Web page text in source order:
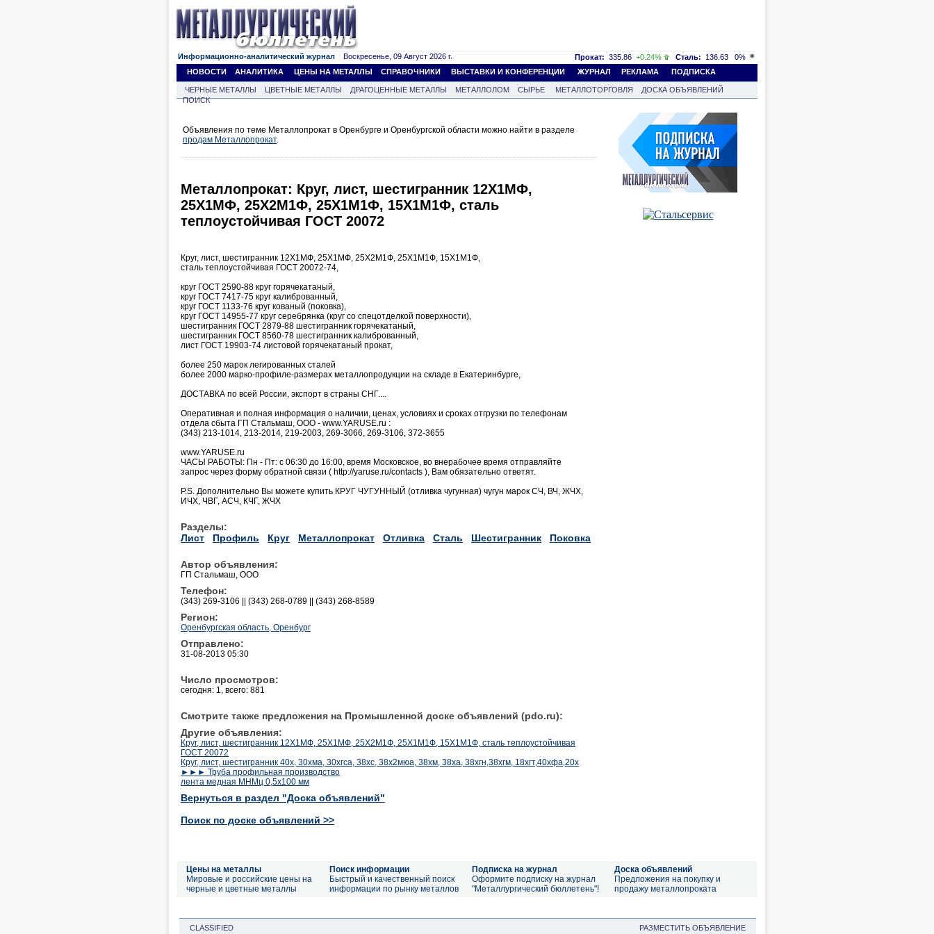
Информационно-аналитический журнал Воскресенье, 09 Август 2026 г. Прокат: 335.86 +0.24% Сталь: 136.63
0%
НОВОСТИ
АНАЛИТИКА ЦЕНЫ НА МЕТАЛЛЫ СПРАВОЧНИКИ ВЫСТАВКИ И КОНФЕРЕНЦИИ ЖУРНАЛ РЕКЛАМА ПОДПИСКА
ЧЕРНЫЕ МЕТАЛЛЫ ЦВЕТНЫЕ МЕТАЛЛЫ ДРАГОЦЕННЫЕ МЕТАЛЛЫ МЕТАЛЛОЛОМ СЫРЬЕ МЕТАЛЛОТОРГОВЛЯ
ДОСКА ОБЪЯВЛЕНИЙ
ПОИСК
Объявления по теме Металлопрокат в Оренбурге и Оренбургской области можно найти в разделе
продам Металлопрокат.
Металлопрокат: Круг, лист, шестигранник 12Х1МФ,
25Х1МФ, 25Х2М1Ф, 25Х1М1Ф, 15Х1М1Ф, сталь
теплоустойчивая ГОСТ 20072
Круг, лист, шестигранник 12Х1МФ, 25Х1МФ, 25Х2М1Ф, 25Х1М1Ф, 15Х1М1Ф,
сталь теплоустойчивая ГОСТ 20072-74,
круг ГОСТ 2590-88 круг горячекатаный,
круг ГОСТ 7417-75 круг калиброванный,
круг ГОСТ 1133-76 круг кованый (поковка),
круг ГОСТ 14955-77 круг серебрянка (круг со спецотделкой поверхности),
шестигранник ГОСТ 2879-88 шестигранник горячекатаный,
шестигранник ГОСТ 8560-78 шестигранник калиброванный,
лист ГОСТ 19903-74 листовой горячекатаный прокат,
более 250 марок легированных сталей
более 2000 марко-профиле-размерах металлопродукции на складе в Екатеринбурге,
ДОСТАВКА по всей России, экспорт в страны СНГ....
Оперативная и полная информация о наличии, ценах, условиях и сроках отгрузки по телефонам
отдела сбыта ГП Стальмаш, ООО - www.YARUSE.ru :
(343) 213-1014, 213-2014, 219-2003, 269-3066, 269-3106, 372-3655
www.YARUSE.ru
ЧАСЫ РАБОТЫ: Пн - Пт: с 06:30 до 16:00, время Московское, во внерабочее время отправляйте
запрос через форму обратной связи ( http://yaruse.ru/contacts ), Вам обязательно ответят.
P.S. Дополнительно Вы можете купить КРУГ ЧУГУННЫЙ (отливка чугунная) чугун марок СЧ, ВЧ, ЖЧХ,
ИЧХ, ЧВГ, АСЧ, КЧГ, ЖЧХ
Разделы:
Лист
Профиль Круг Металлопрокат Отливка Сталь Шестигранник Поковка
Автор объявления:
ГП Стальмаш, ООО
Телефон:
(343) 269-3106 || (343) 268-0789 || (343) 268-8589
Регион:
Оренбургская область, Оренбург
Отправлено:
31-08-2013 05:30
Число просмотров:
сегодня: 1, всего: 881
Смотрите также предложения на Промышленной доске объявлений (pdo.ru):
Другие объявления:
Круг, лист, шестигранник 12Х1МФ, 25Х1МФ, 25Х2М1Ф, 25Х1М1Ф, 15Х1М1Ф, сталь теплоустойчивая
ГОСТ 20072
Круг, лист, шестигранник 40х, 30хма, 30хгса, 38хс, 38х2мюа, 38хм, 38ха, 38хгн,38хгм, 18хгт,40хфа,20х
►►► Труба профильная производство
лента медная МНМц 0,5х100 мм
Вернуться в раздел "Доска объявлений"
Поиск по доске объявлений >>
Цены на металлы
Мировые и российские цены на
черные и цветные металлы
Поиск информации
Быстрый и качественный поиск
информации по рынку металлов
Подписка на журнал
Оформите подписку на журнал
"Металлургический бюллетень"!
Доска объявлений
Предложения на покупку и
продажу металлопроката
CLASSIFIED РАЗМЕСТИТЬ ОБЪЯВЛЕНИЕ